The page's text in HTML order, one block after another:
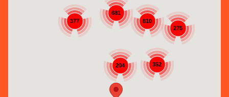
681
810
275
352
204
377